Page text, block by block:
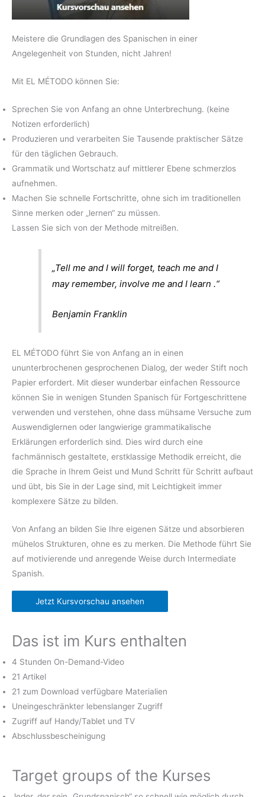
Meistere die Grundlagen des Spanischen in einer
Angelegenheit von Stunden, nicht Jahren!
Mit EL MÉTODO können Sie:
Sprechen Sie von Anfang an ohne Unterbrechung. (keine
Notizen erforderlich)
Produzieren und verarbeiten Sie Tausende praktischer Sätze
für den täglichen Gebrauch.
Grammatik und Wortschatz auf mittlerer Ebene schmerzlos
aufnehmen.
Machen Sie schnelle Fortschritte, ohne sich im traditionellen
Sinne merken oder „lernen“ zu müssen.
Lassen Sie sich von der Methode mitreißen.
„Tell me and I will forget, teach me and I
may remember, involve me and I learn .“
Benjamin Franklin
EL MÉTODO führt Sie von Anfang an in einen
ununterbrochenen gesprochenen Dialog, der weder Stift noch
Papier erfordert. Mit dieser wunderbar einfachen Ressource
können Sie in wenigen Stunden Spanisch für Fortgeschrittene
verwenden und verstehen, ohne dass mühsame Versuche zum
Auswendiglernen oder langwierige grammatikalische
Erklärungen erforderlich sind. Dies wird durch eine
fachmännisch gestaltete, erstklassige Methodik erreicht, die
die Sprache in Ihrem Geist und Mund Schritt für Schritt aufbaut
und übt, bis Sie in der Lage sind, mit Leichtigkeit immer
komplexere Sätze zu bilden.
Von Anfang an bilden Sie Ihre eigenen Sätze und absorbieren
mühelos Strukturen, ohne es zu merken. Die Methode führt Sie
auf motivierende und anregende Weise durch Intermediate
Spanish.
Jetzt Kursvorschau ansehen
Das ist im Kurs enthalten
4 Stunden On-Demand-Video
21 Artikel
21 zum Download verfügbare Materialien
Uneingeschränkter lebenslanger Zugriff
Zugriff auf Handy/Tablet und TV
Abschlussbescheinigung
Target groups of the Kurses